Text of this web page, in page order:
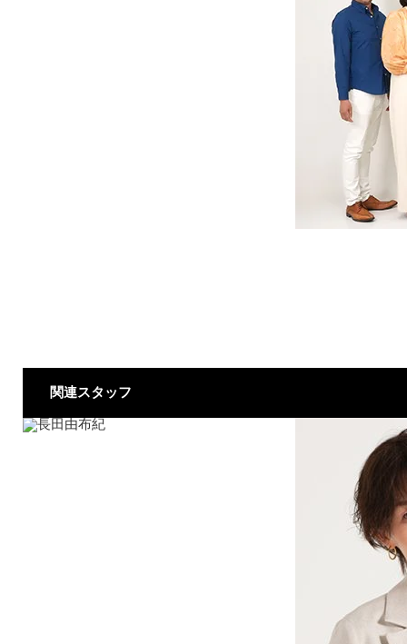
関連スタッフ